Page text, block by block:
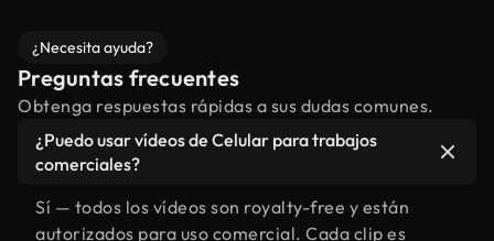
¿Necesita ayuda?
Preguntas frecuentes
Obtenga respuestas rápidas a sus dudas comunes.
¿Puedo usar vídeos de Celular para trabajos
comerciales?
Sí — todos los vídeos son royalty-free y están
autorizados para uso comercial. Cada clip es